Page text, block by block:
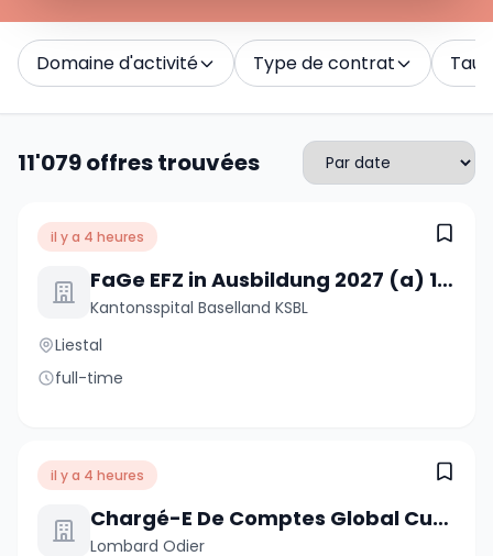
Domaine d'activité Type de contrat
11'079 offres trouvées
il y a 4 heures
FaGe EFZ in Ausbildung 2027 (a) 100%
Kantonsspital Baselland KSBL
Liestal
full-time
il y a 4 heures
Chargé-E De Comptes Global Custody
Lombard Odier